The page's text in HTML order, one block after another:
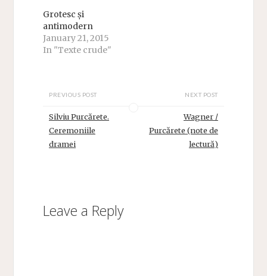
Grotesc și
antimodern
January 21, 2015
In "Texte crude"
PREVIOUS POST
Silviu Purcărete.
Ceremoniile
dramei
NEXT POST
Wagner /
Purcărete (note de
lectură)
Leave a Reply